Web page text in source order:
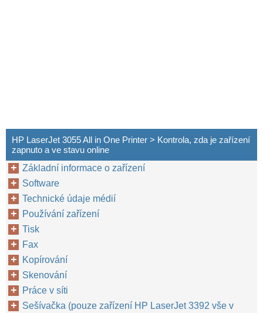
HP LaserJet 3055 All in One Printer > Kontrola, zda je zařízení
zapnuto a ve stavu online
Základní informace o zařízení
Software
Technické údaje médií
Používání zařízení
Tisk
Fax
Kopírování
Skenování
Práce v síti
Sešívačka (pouze zařízení HP LaserJet 3392 vše v